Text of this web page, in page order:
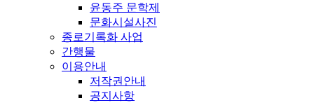
윤동주 문학제
문화시설사진
종로기록화 사업
간행물
이용안내
저작권안내
공지사항